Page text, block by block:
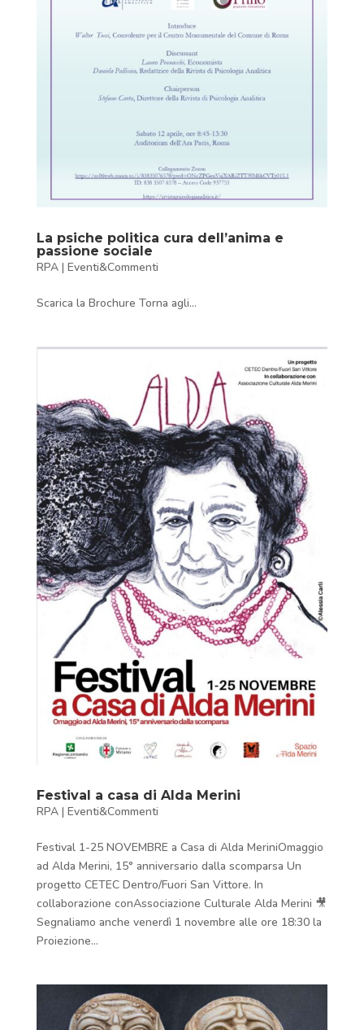
La psiche politica cura dell’anima e
passione sociale
RPA| Eventi&Commenti
Scarica la Brochure Torna agli...
Festival a casa di Alda Merini
RPA| Eventi&Commenti
Festival 1-25 NOVEMBRE a Casa di Alda MeriniOmaggio
ad Alda Merini, 15° anniversario dalla scomparsa Un
progetto CETEC Dentro/Fuori San Vittore. In
collaborazione conAssociazione Culturale Alda Merini 🎥
Segnaliamo anche venerdì 1 novembre alle ore 18:30 la
Proiezione...